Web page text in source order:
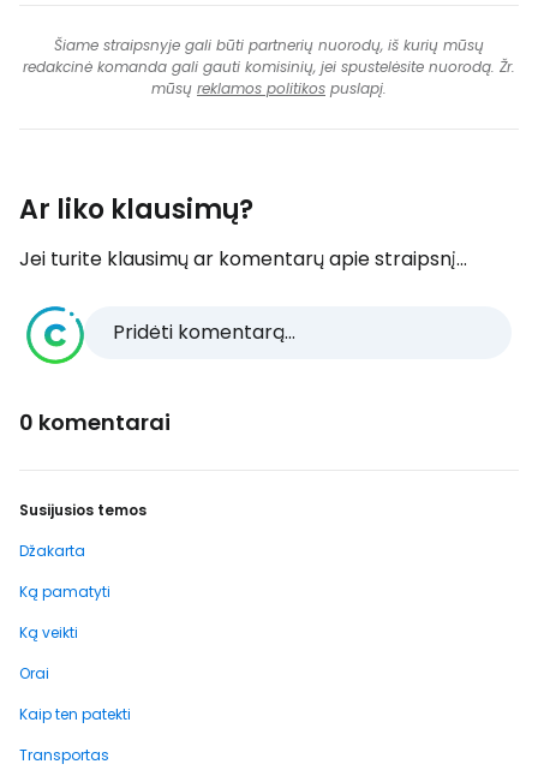
Šiame straipsnyje gali būti partnerių nuorodų, iš kurių mūsų
redakcinė komanda gali gauti komisinių, jei spustelėsite nuorodą. Žr.
mūsų reklamos politikos puslapį.
Ar liko klausimų?
Jei turite klausimų ar komentarų apie straipsnį...
Pridėti komentarą...
0 komentarai
Susijusios temos
Džakarta
Ką pamatyti
Ką veikti
Orai
Kaip ten patekti
Transportas